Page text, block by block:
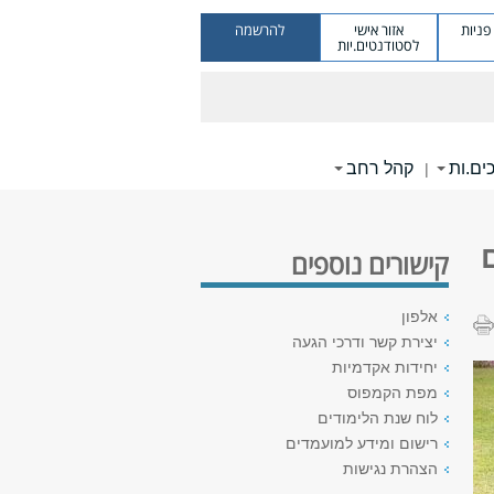
אזור אישי
לסטודנטים.יות
להרשמה
| קהל רחב
קישורים נוספים
אלפון
יצירת קשר ודרכי הגעה
יחידות אקדמיות
מפת הקמפוס
לוח שנת הלימודים
רישום ומידע למועמדים
הצהרת נגישות